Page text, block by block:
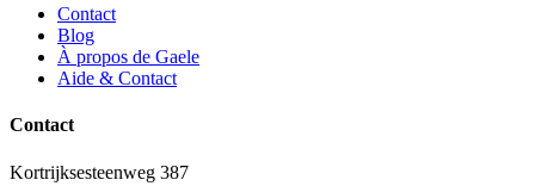
Contact
Blog
À propos de Gaele
Aide & Contact
Contact
Kortrijksesteenweg 387